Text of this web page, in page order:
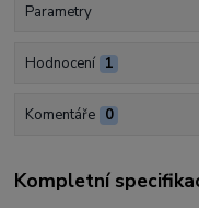
Parametry
Hodnocení 1
Komentáře 0
Kompletní